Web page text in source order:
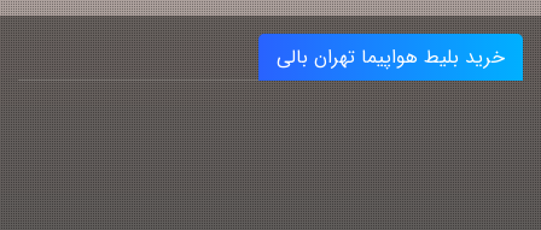
خرید بلیط هواپیما تهران بالی